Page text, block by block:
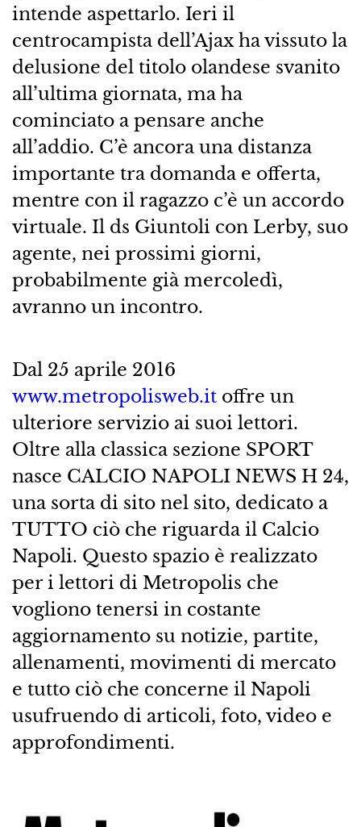
intende aspettarlo. Ieri il
centrocampista dell’Ajax ha vissuto la
delusione del titolo olandese svanito
all’ultima giornata, ma ha
cominciato a pensare anche
all’addio. C’è ancora una distanza
importante tra domanda e offerta,
mentre con il ragazzo c’è un accordo
virtuale. Il ds Giuntoli con Lerby, suo
agente, nei prossimi giorni,
probabilmente già mercoledì,
avranno un incontro.
Dal 25 aprile 2016
www.metropolisweb.itoffre un
ulteriore servizio ai suoi lettori.
Oltre alla classica sezione SPORT
nasce CALCIO NAPOLI NEWS H 24,
una sorta di sito nel sito, dedicato a
TUTTO ciò che riguarda il Calcio
Napoli. Questo spazio è realizzato
per i lettori di Metropolis che
vogliono tenersi in costante
aggiornamento su notizie, partite,
allenamenti, movimenti di mercato
e tutto ciò che concerne il Napoli
usufruendo di articoli, foto, video e
approfondimenti.